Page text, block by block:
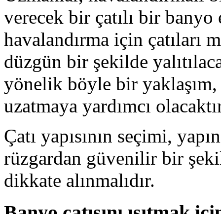
verecek bir çatılı bir
havalandırma için çatıları
düzgün bir şekilde
yönelik böyle bir yaklaşım,
uzatmaya yardımcı
Çatı yapısının seçimi,
rüzgardan güvenilir bir
dikkate alınmalıdır.